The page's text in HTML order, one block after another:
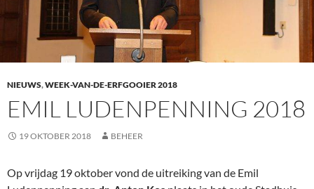
NIEUWS,WEEK-VAN-DE-ERFGOOIER 2018
EMIL LUDENPENNING 2018
19 OKTOBER 2018 BEHEER
Op vrijdag 19 oktober vond de uitreiking van de Emil